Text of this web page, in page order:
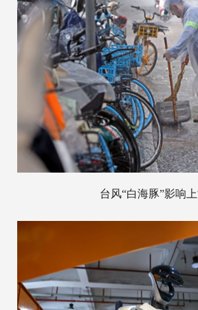
台风“白海豚”影响